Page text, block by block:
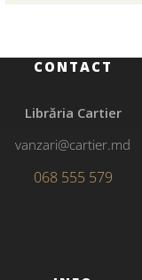
CONTACT
Librăria Cartier
vanzari@cartier.md
068 555 579